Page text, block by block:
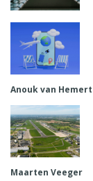
Anouk van Hemert
Maarten Veeger